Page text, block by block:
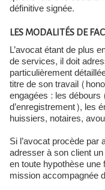
définitive signée.
LES MODALITÉS DE
L’avocat étant de plus en plus considéré comme un prestataire
de services, il doit
particulièrement
titre de son travail
engagées : les
d’enregistrement), les
huissiers, notaires,
Si l’avocat procède
adresser à son client
en toute hypothèse
mission accompagnée